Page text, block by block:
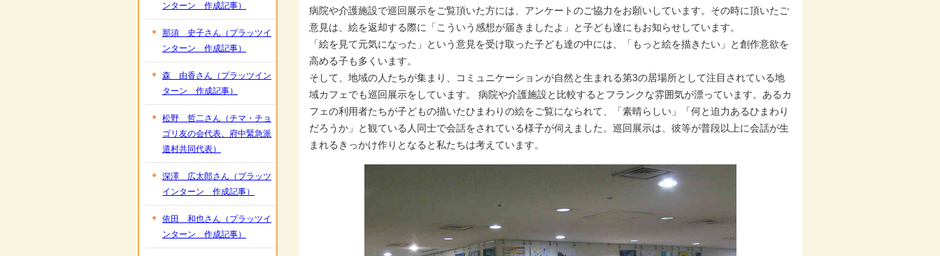
病院や介護施設で巡回展示をご覧頂いた方には、アンケートのご協力をお願いしています。その時に頂いたご
意見は、絵を返却する際に「こういう感想が届きましたよ」と子ども達にもお知らせしています。
「絵を見て元気になった」という意見を受け取った子ども達の中には、「もっと絵を描きたい」と創作意欲を
高める子も多くいます。
そして、地域の人たちが集まり、コミュニケーションが自然と生まれる第3の居場所として注目されている地
域カフェ でも巡回展示をしています。
病院や介護施設と比較するとフランクな雰囲気が漂っています。あるカ
フェの利用者たちが子どもの描いたひまわりの絵をご覧になられて、
「素晴らしい」「何と迫力あるひまわり
だろうか」と観ている人同士で会話をされている様子が伺えました。巡回展示は、彼等が普段以上に会話が生
まれるきっかけ作りとなると 私たちは考えています。
ンターン 作成記事）
那須 史子さん（プラッツイ
ンターン 作成記事）
森 由香さん（プラッツイン
ターン 作成記事）
松野 哲二さん（チマ・チョ
ゴリ友の会代表、府中緊急派
遣村共同代表）
深澤 広太郎さん（プラッツ
インターン 作成記事）
依田 和也さん（プラッツイ
ンターン 作成記事）